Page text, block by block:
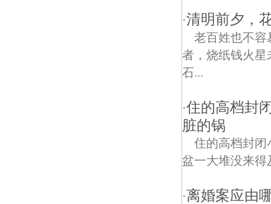
·清明前夕，
老百姓也不容
者，烧纸钱火星
石...
·住的高档封
脏的锅
住的高档封闭
盆一大堆没来得
·离婚案应由